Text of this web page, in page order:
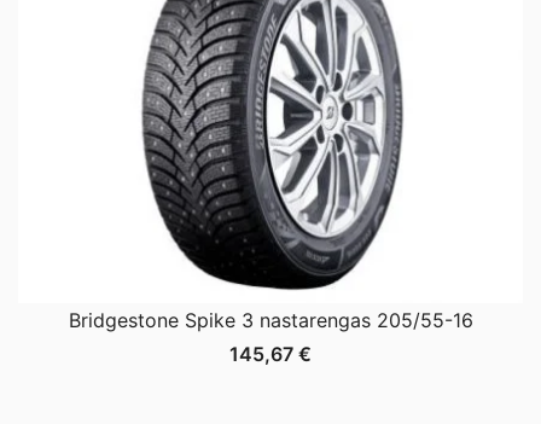
Bridgestone Spike 3 nastarengas 205/55-16
145,67 €